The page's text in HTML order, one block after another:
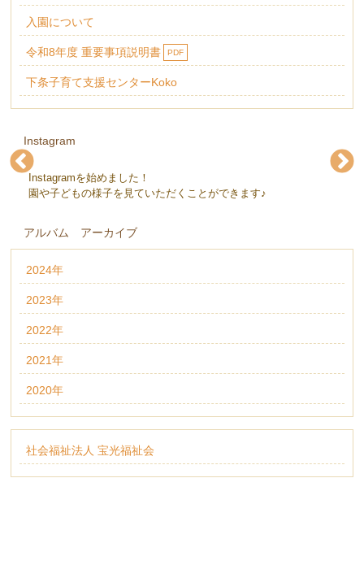
入園について
令和8年度 重要事項説明書 PDF
下条子育て支援センターKoko
Instagram
下条保育園(@gejohoikuen)
下条保育園(@gejohoikuen)
下条保育園(@gejohoikuen)
下条保育園(@gejohoikuen)
下条保育園(@gejohoikuen)
下条保育園(@gejohoikuen)
Instagramを始めました！
園や子どもの様子を見ていただくことができます♪
アルバム アーカイブ
2024年
2023年
2022年
2021年
2020年
社会福祉法人 宝光福祉会